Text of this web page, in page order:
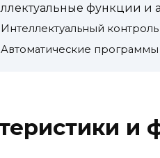
функции и
Интеллектуальный контроль
Автоматические программы
и